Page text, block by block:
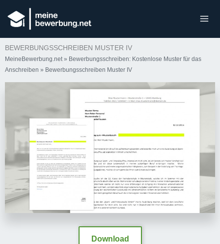
BEWERBUNGSSCHREIBEN MUSTER IV
MeineBewerbung.net » Bewerbungsschreiben: Kostenlose Muster für das
Anschreiben » Bewerbungsschreiben Muster IV
Download